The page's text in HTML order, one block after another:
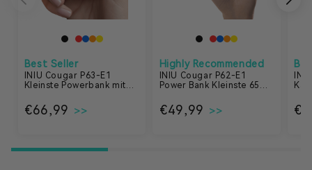
Best Seller
INIU Cougar P63-E1
Kleinste Powerbank mit
Normaler Preis
€66,99
Highly Recommended
INIU Cougar P62-E1
Power Bank Kleinste 65W
Normaler Preis
€49,99